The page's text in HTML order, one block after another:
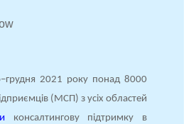
2021 року понад 8000
(МСП) з усіх областей
консалтингову підтримку в